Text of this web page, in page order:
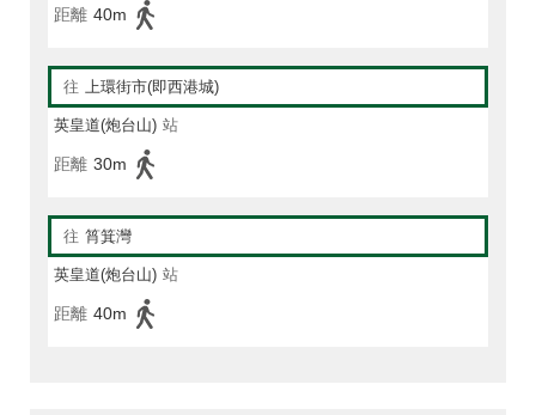
距離 40m
往 上環街市(即西港城)
英皇道(炮台山) 站
距離 30m
往 筲箕灣
英皇道(炮台山) 站
距離 40m